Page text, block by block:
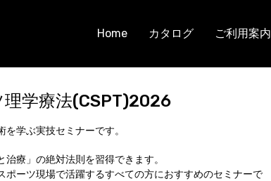
Home カタログ ご利用案内
理学療法(CSPT)2026
学ぶ実技セミナーです。
療」の絶対法則を習得できます。
ーツ現場で活躍するすべての方におすすめのセミナーで